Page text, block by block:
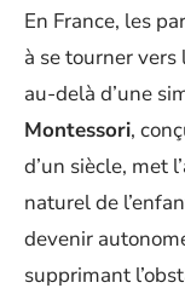
En France, les
à se tourner vers
au-delà d’une
Montessori,
d’un siècle, met
naturel de
devenir
supprimant